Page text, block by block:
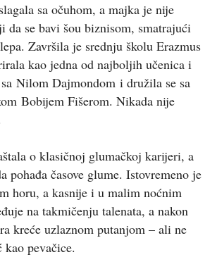
sa očuhom, a majka je nije
da se bavi šou biznisom, smatrajući
Završila je srednju školu Erazmus
kao jedna od najboljih učenica i
Nilom Dajmondom i družila se sa
Bobijem Fišerom. Nikada nije
o klasičnoj glumačkoj karijeri, a
pohađa časove glume. Istovremeno je
horu, a kasnije i u malim noćnim
na takmičenju talenata, a nakon
kreće uzlaznom putanjom – ali ne
pevačice.